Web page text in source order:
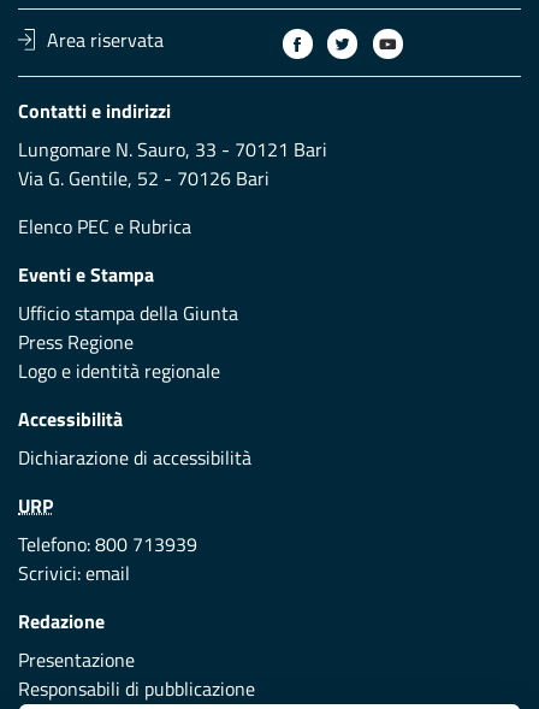
Area riservata
Contatti e indirizzi
Lungomare N. Sauro, 33 - 70121 Bari
Via G. Gentile, 52 - 70126 Bari
Elenco PEC e Rubrica
Eventi e Stampa
Ufficio stampa della Giunta
Press Regione
Logo e identità regionale
Accessibilità
Dichiarazione di accessibilità
URP
Telefono: 800 713939
Scrivici:email
Redazione
Presentazione
Responsabili di pubblicazione